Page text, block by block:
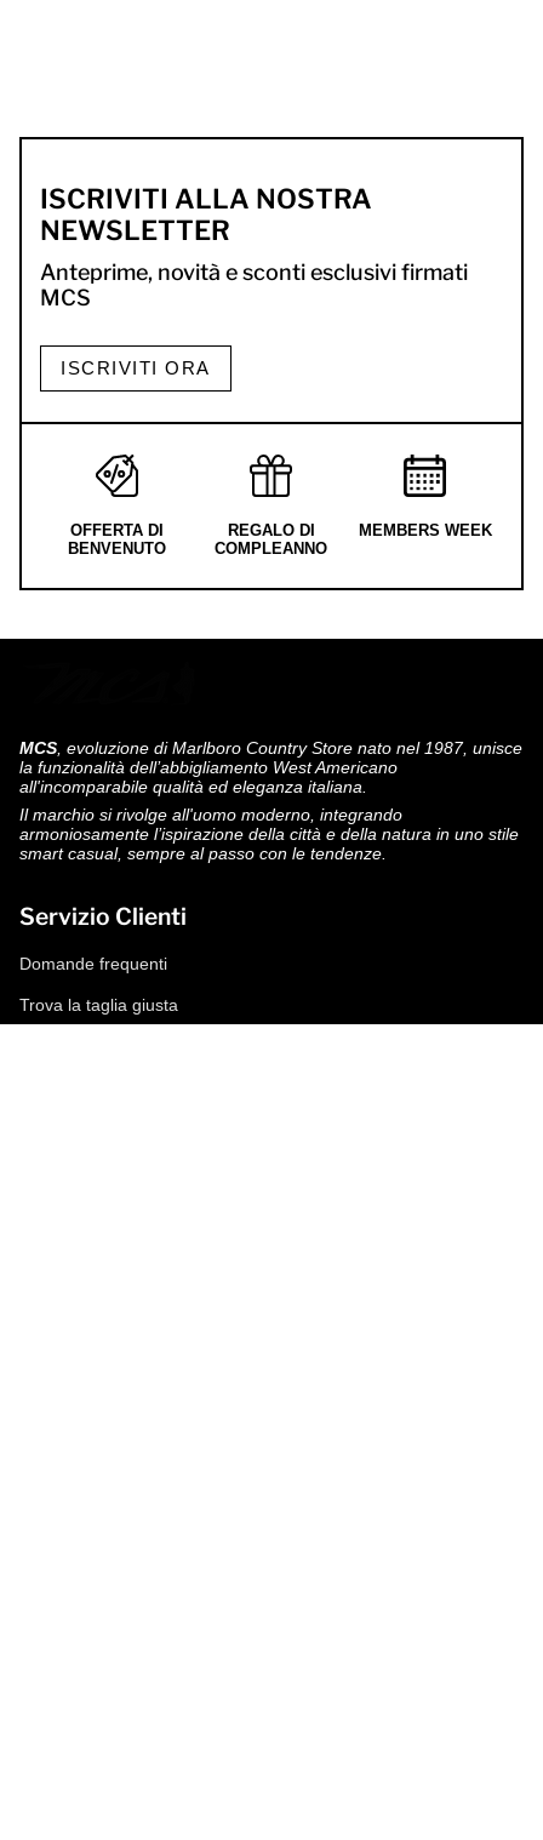
ISCRIVITI ALLA NOSTRA
NEWSLETTER
Anteprime, novità e sconti esclusivi firmati
MCS
ISCRIVITI ORA
OFFERTA DI
BENVENUTO
REGALO DI
COMPLEANNO
MEMBERS WEEK
MCS , evoluzione di Marlboro Country Store nato nel 1987, unisce
la funzionalità dell’abbigliamento West Americano
all'incomparabile qualità ed eleganza italiana.
Il marchio si rivolge all'uomo moderno, integrando
armoniosamente l’ispirazione della città e della natura in uno stile
smart casual, sempre al passo con le tendenze.
Servizio Clienti
Domande frequenti
Trova la taglia giusta